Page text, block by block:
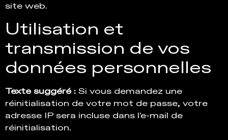
site web.
Utilisation et
transmission de vos
données personnelles
Texte suggéré : Si vous demandez une
réinitialisation de votre mot de passe, votre
adresse IP sera incluse dans l’e-mail de
réinitialisation.